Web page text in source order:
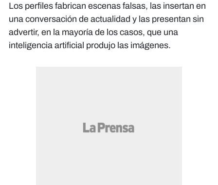
Los perfiles fabrican escenas falsas, las insertan en
una conversación de actualidad y las presentan sin
advertir, en la mayoría de los casos, que una
inteligencia artificial produjo las imágenes.